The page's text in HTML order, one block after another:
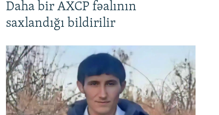
Daha bir AXCP fəalının
saxlandığı bildirilir